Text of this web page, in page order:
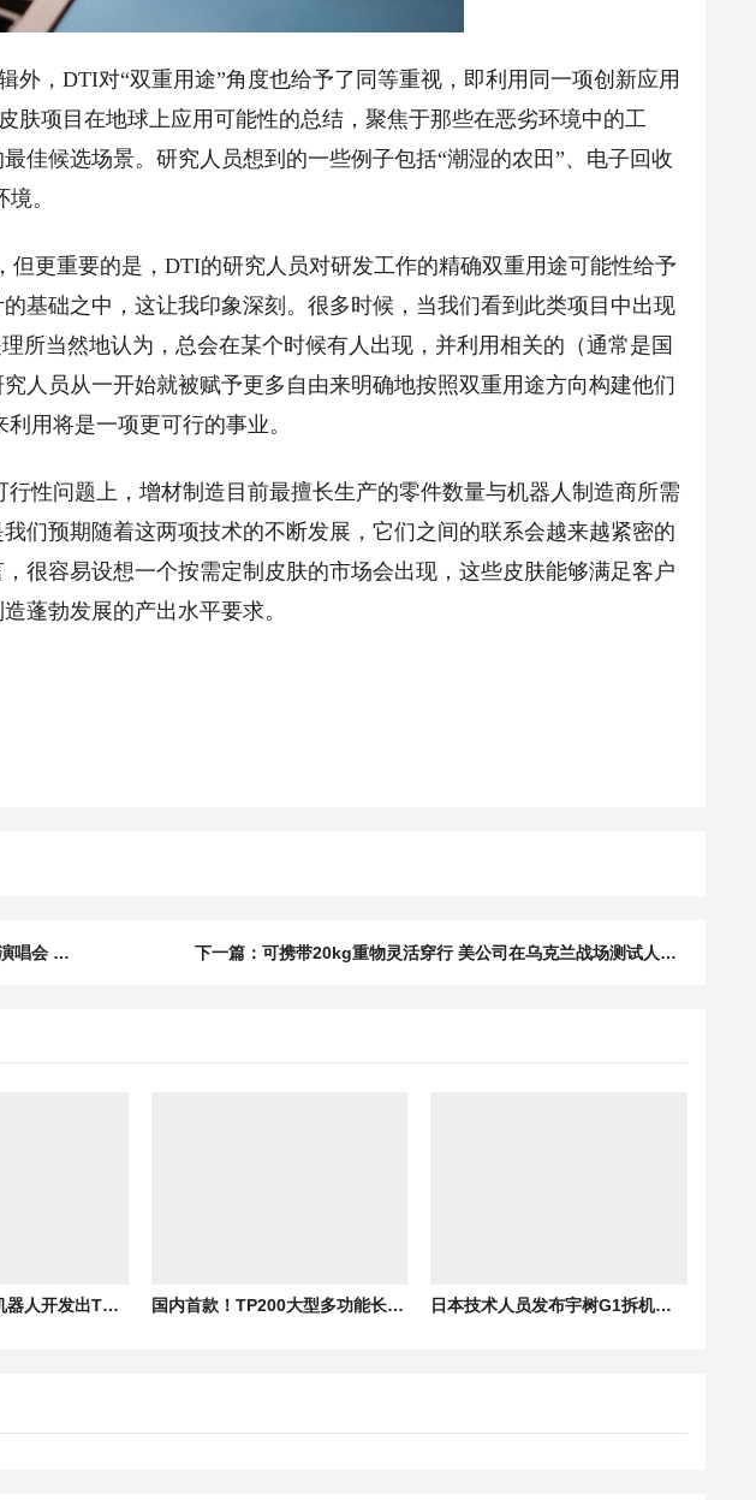
，DTI对“双重用途”角度也给予了同等重视，即利用同一项创新应用
肤项目在地球上应用可能性的总结，聚焦于那些在恶劣环境中的工
佳候选场景。研究人员想到的一些例子包括“潮湿的农田”、电子回收
。
更重要的是，DTI的研究人员对研发工作的精确双重用途可能性给予
基础之中，这让我印象深刻。很多时候，当我们看到此类项目中出现
所当然地认为，总会在某个时候有人出现，并利用相关的（通常是国
人员从一开始就被赋予更多自由来明确地按照双重用途方向构建他们
用将是一项更可行的事业。
问题上，增材制造目前最擅长生产的零件数量与机器人制造商所需
们预期随着这两项技术的不断发展，它们之间的联系会越来越紧密的
很容易设想一个按需定制皮肤的市场会出现，这些皮肤能够满足客户
蓬勃发展的产出水平要求。
上一篇：不止伴舞还开嗓演唱！宇树机器人亮相王力宏演唱会 拿起话筒那一刻全场嗨翻 下一篇：可携带20kg重物灵活穿行 美公司在乌克兰战场测试人形机器人
研究人员为四足机器人开发出TPMS结构脚垫，可将电池能耗降低高达6.2% 国内首款！TP200大型多功能长航时无人机成功首飞 日本技术人员发布宇树G1拆机视频后认输：短期内赶不上中国